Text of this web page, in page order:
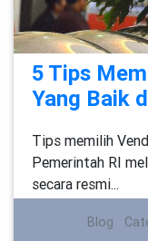
5 Tips
Yang Baik
Tips memilih
Pemerintah RI
secara resmi...
Blog